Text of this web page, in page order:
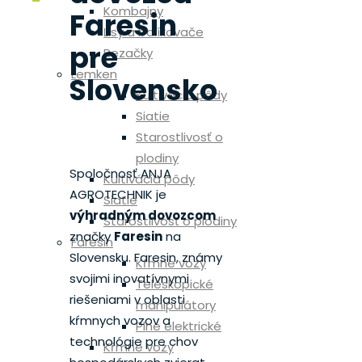
Kombajny
Lisy a balíkovače
Rezačky
Lemken
Kultivácia pôdy
Siatie
Starostlivosť o
plodiny
Kultivácia pôdy
Siatie
Starostlivosť o plodiny
Faresin
Kŕmne vozy
Teleskopické
manipulátory
Plne elektrické
Kŕmne vozy
Faresin
pre
Slovensko
Spoločnosť ANJA
AGROTECHNIK je
výhradným dovozcom
značkyFaresinna
Slovensku. Faresin, známy
svojimi inovatívnymi
riešeniami v oblasti
kŕmnych vozov a
technológie pre chov